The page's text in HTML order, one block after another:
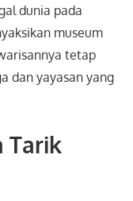
dunia pada
museum
tetap
dan yayasan yang
Tarik